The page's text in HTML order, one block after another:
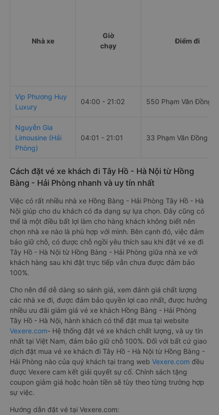
Nhà xe
Giờ
chạy
Điểm đi
Vip Phương Huy
Luxury
04:00 - 21:02 550 Phạm Văn Đồng
Nguyễn Gia
Limousine (Hải
Phòng)
04:01 - 21:01 33 Phạm Văn Đồng
Cách đặt vé xe khách đi Tây Hồ - Hà Nội từ Hồng
Bàng - Hải Phòng nhanh và uy tín nhất
Việc có rất nhiều nhà xe Hồng Bàng - Hải Phòng Tây Hồ - Hà
Nội giúp cho du khách có đa dạng sự lựa chọn. Đây cũng có
thể là một điều bất lợi làm cho hàng khách không biết nên
chọn nhà xe nào là phù hợp với mình. Bên cạnh đó, việc đảm
bảo giữ chỗ, có được chỗ ngồi yêu thích sau khi đặt vé xe đi
Tây Hồ - Hà Nội từ Hồng Bàng - Hải Phòng giữa nhà xe với
khách hàng sau khi đặt trực tiếp vẫn chưa được đảm bảo
100%.
Cho nên để dễ dàng so sánh giá, xem đánh giá chất lượng
các nhà xe đi, được đảm bảo quyền lợi cao nhất, được hưởng
nhiều ưu đãi giảm giá vé xe khách Hồng Bàng - Hải Phòng
Tây Hồ - Hà Nội, hành khách có thể đặt mua tại website
Vexere.com- Hệ thống đặt vé xe khách chất lượng, và uy tín
nhất tại Việt Nam, đảm bảo giữ chỗ 100%. Đối với bất cứ giao
dịch đặt mua vé xe khách đi Tây Hồ - Hà Nội từ Hồng Bàng -
Hải Phòng nào của quý khách tại trang web Vexere.com đều
được Vexere cam kết giải quyết sự cố. Chính sách tặng
coupon giảm giá hoặc hoàn tiền sẽ tùy theo từng trường hợp
sự việc.
Hướng dẫn đặt vé tại Vexere.com: